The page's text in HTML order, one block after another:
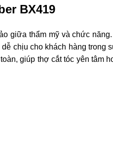
BX419
giữa thẩm mỹ và chức
chịu cho khách hàng trong
giúp thợ cắt tóc yên tâm